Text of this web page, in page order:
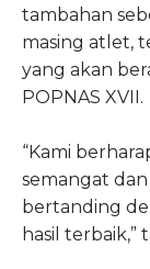
tambahan
masing atlet,
yang akan
POPNAS XVII.
“Kami
semangat
bertanding
hasil terbaik,”